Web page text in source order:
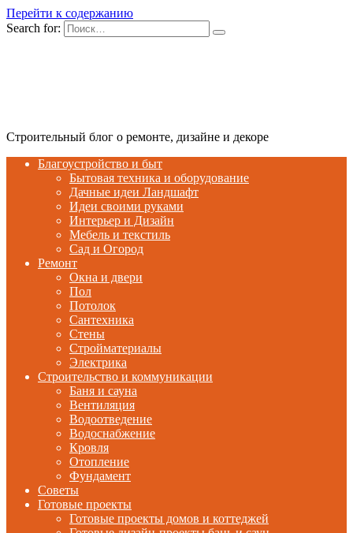
Перейти к содержанию
Search for:
Строительный блог о ремонте, дизайне и декоре
Благоустройство и быт
Бытовая техника и оборудование
Дачные идеи Ландшафт
Идеи своими руками
Интерьер и Дизайн
Мебель и текстиль
Сад и Огород
Ремонт
Окна и двери
Пол
Потолок
Сантехника
Стены
Стройматериалы
Электрика
Строительство и коммуникации
Баня и сауна
Вентиляция
Водоотведение
Водоснабжение
Кровля
Отопление
Фундамент
Советы
Готовые проекты
Готовые проекты домов и коттеджей